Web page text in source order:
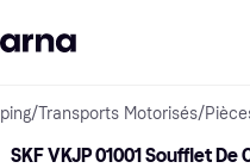
/Transports Motorisés/
SKF VKJP 01001 Soufflet De